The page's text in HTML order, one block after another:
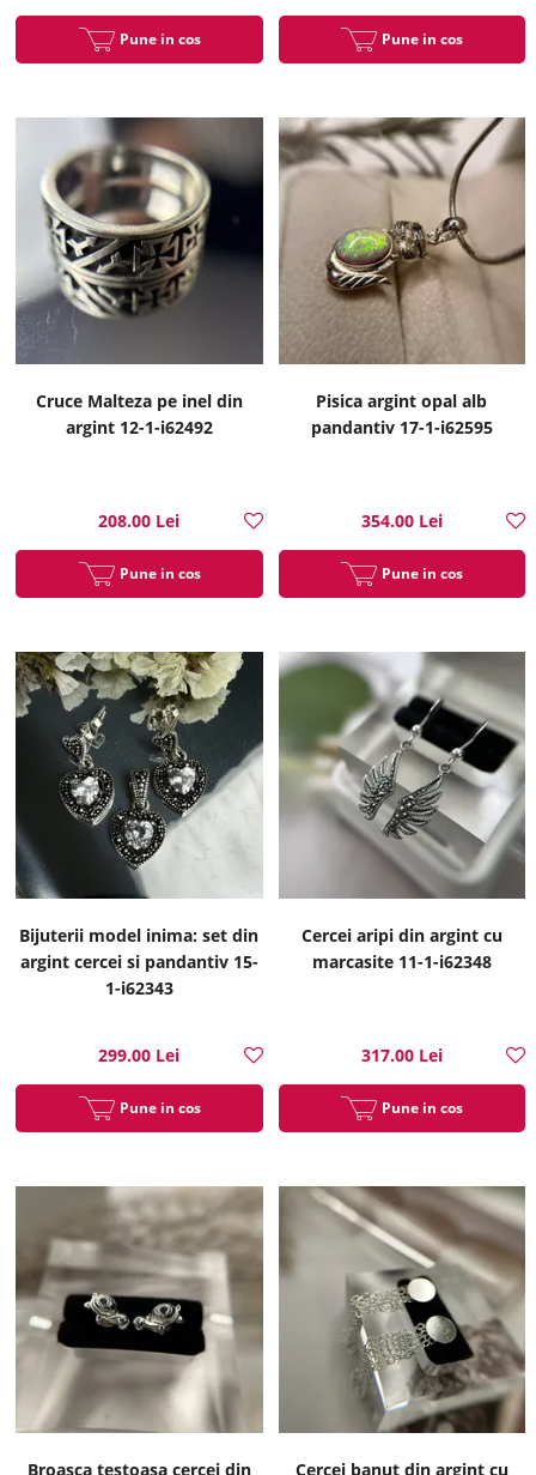
Pune in cos Pune in cos
Cruce Malteza pe inel din
argint 12-1-i62492
208.00 Lei
Pune in cos
Pisica argint opal alb
pandantiv 17-1-i62595
354.00 Lei
Pune in cos
Bijuterii model inima: set din
argint cercei si pandantiv 15-
1-i62343
299.00 Lei
Pune in cos
Cercei aripi din argint cu
marcasite 11-1-i62348
317.00 Lei
Pune in cos
Broasca testoasa cercei din Cercei banut din argint cu